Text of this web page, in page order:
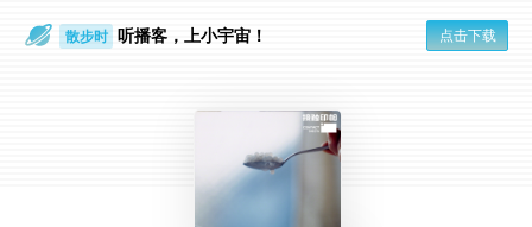
散步时 听播客，上小宇宙！ 点击下载